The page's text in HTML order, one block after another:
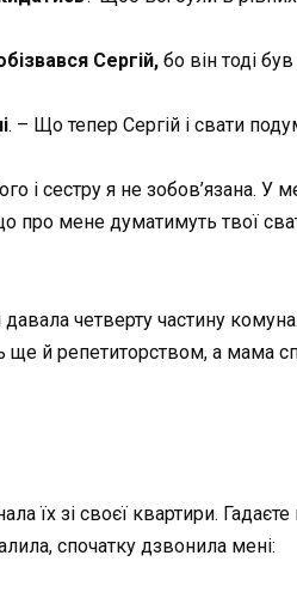
Сергій, бо він тоді
. – Що тепер Сергій і свати
і сестру я не зобов’язана. У
про мене думатимуть твої
четверту частину
ще й репетиторством, а мама
їх зі своєї квартири.
спочатку дзвонила мені: